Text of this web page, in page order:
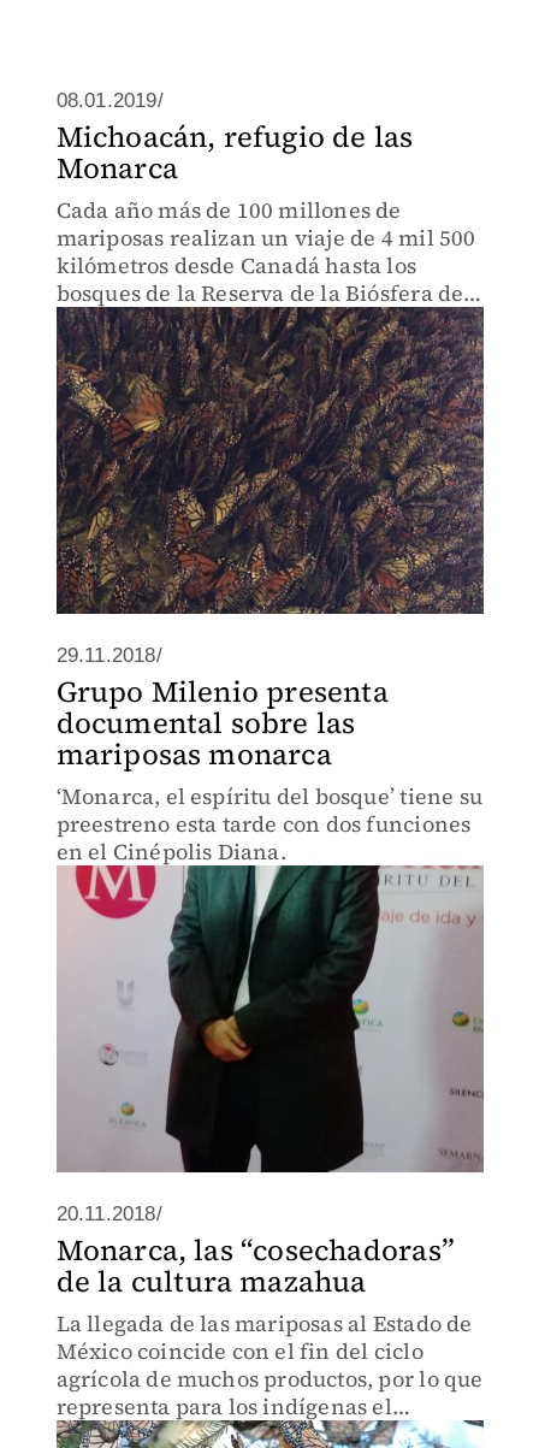
08.01.2019/
Michoacán, refugio de las
Monarca
Cada año más de 100 millones de
mariposas realizan un viaje de 4 mil 500
kilómetros desde Canadá hasta los
bosques de la Reserva de la Biósfera de
la Mariposa Monarca.
29.11.2018/
Grupo Milenio presenta
documental sobre las
mariposas monarca
‘Monarca, el espíritu del bosque’ tiene su
preestreno esta tarde con dos funciones
en el Cinépolis Diana.
20.11.2018/
Monarca, las “cosechadoras”
de la cultura mazahua
La llegada de las mariposas al Estado de
México coincide con el fin del ciclo
agrícola de muchos productos, por lo que
representa para los indígenas el
momento de cosecha.